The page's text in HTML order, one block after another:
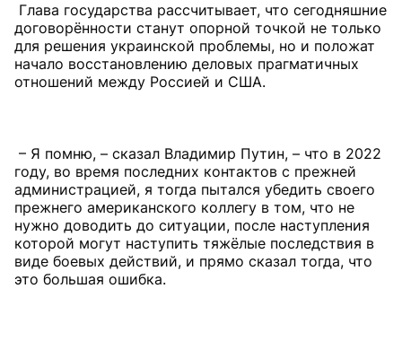
Глава государства рассчитывает, что сегодняшние
договорённости станут опорной точкой не только
для решения украинской проблемы, но и положат
начало восстановлению деловых прагматичных
отношений между Россией и США.
– Я помню, – сказал Владимир Путин, – что в 2022
году, во время последних контактов с прежней
администрацией, я тогда пытался убедить своего
прежнего американского коллегу в том, что не
нужно доводить до ситуации, после наступления
которой могут наступить тяжёлые последствия в
виде боевых действий, и прямо сказал тогда, что
это большая ошибка.